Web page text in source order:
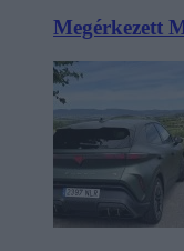
Megérkezett